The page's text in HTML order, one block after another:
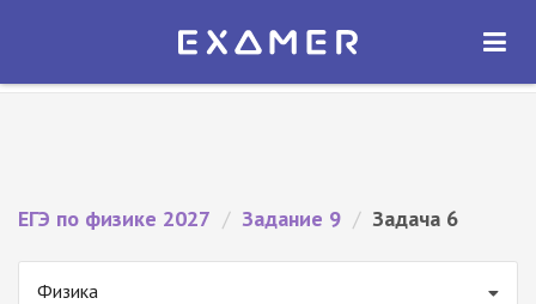
Экзамер — ЕГЭ 2027
ОТКРЫТЬ
ЕГЭ по физике 2027 / Задание 9 / Задача 6
Физика